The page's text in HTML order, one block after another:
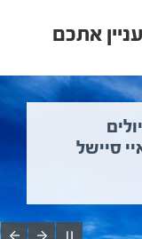
אתכם
סיישל